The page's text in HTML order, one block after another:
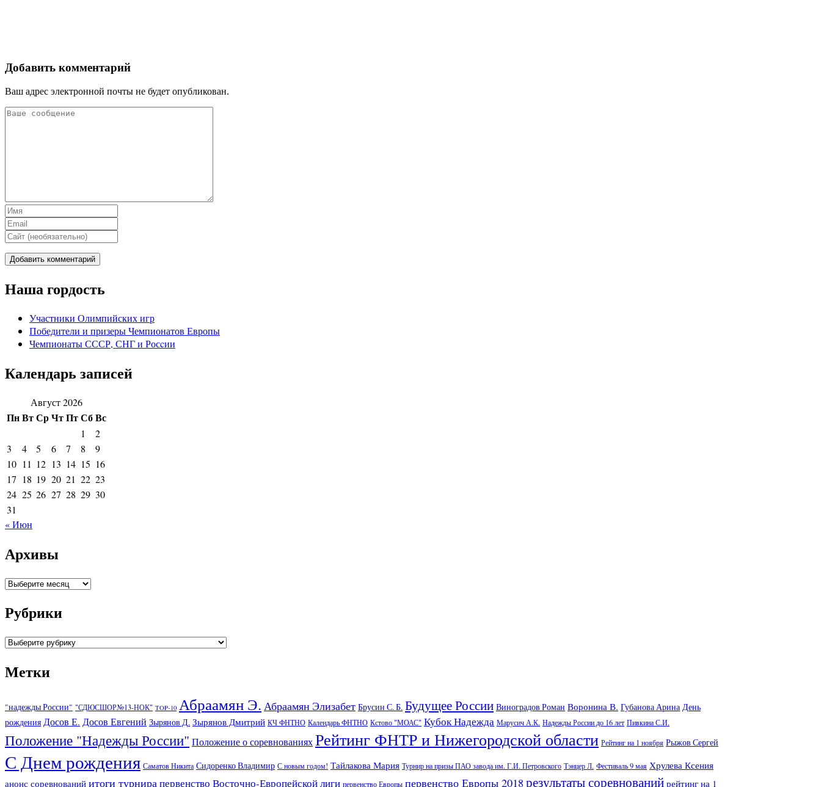
Добавить комментарий
Ваш адрес электронной почты не будет опубликован.
Наша гордость
Участники Олимпийских игр
Победители и призеры Чемпионатов Европы
Чемпионаты СССР, СНГ и Росcии
Календарь записей
Август 2026
ПнВтСрЧтПтСбВс
1
2
3
4 5 6 7 8
9
10 11 12 13 14 15 16
17 18 19 20 21 22 23
24 25 26 27 28 29 30
31
« Июн
Архивы
Архивы
Рубрики
Рубрики
Метки
"надежды России" "СДЮСШОР№13-НОК" TOP-10 Абраамян Э. Абраамян Элизабет Брусин С. Б. Будущее России Виноградов Роман Воронина В. Губанова Арина День
рождения Досов Е. Досов Евгений Зырянов Д. Зырянов Дмитрий КЧ ФНТНО Календарь ФНТНО Кстово "МОАС" Кубок Надежда Марусич А.К. Надежды России до 16 лет Пивкина С.И.
Положение "Надежды России" Положение о соревнованияхРейтинг ФНТР и Нижегородской области Рейтинг на 1 ноября Рыжов Сергей
С Днем рождения Саматов Никита Сидоренко Владимир С новым годом! Тайлакова Мария Турнир на призы ПАО завода им. Г.И. Петровского Тэнцер Л. Фестиваль 9 мая Хрулева Ксения
анонс соревнований итоги турнирапервенство Восточно-Европейской лиги первенство Европы первенство Европы 2018 результаты соревнований рейтинг на 1